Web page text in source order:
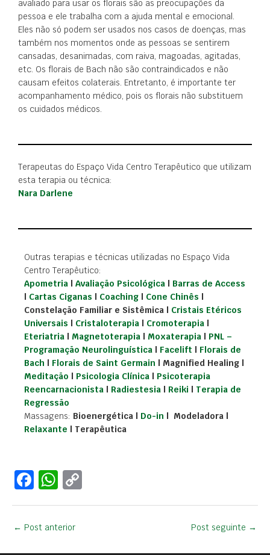
avaliado para usar os florais são as preocupações da
pessoa e ele trabalha com a ajuda mental e emocional.
Eles não só podem ser usados nos casos de doenças, mas
também nos momentos onde as pessoas se sentirem
cansadas, desanimadas, com raiva, magoadas, agitadas,
etc. Os florais de Bach não são contraindicados e não
causam efeitos colaterais. Entretanto, é importante ter
acompanhamento médico, pois os florais não substituem
os cuidados médicos.
Terapeutas do Espaço Vida Centro Terapêutico que utilizam
esta terapia ou técnica:
Nara Darlene
Outras terapias e técnicas utilizadas no Espaço Vida
Centro Terapêutico:
Apometria | Avaliação Psicológica | Barras de Access
| Cartas Ciganas | Coaching | Cone Chinês |
Constelação Familiar e Sistêmica | Cristais Etéricos
Universais | Cristaloterapia | Cromoterapia |
Eteriatria | Magnetoterapia | Moxaterapia | PNL –
Programação Neurolinguística | Facelift | Florais de
Bach | Florais de Saint Germain | Magnified Healing |
Meditação | Psicologia Clínica | Psicoterapia
Reencarnacionista | Radiestesia | Reiki | Terapia de
Regressão
Massagens: Bioenergética | Do-in | Modeladora |
Relaxante | Terapêutica
F
a
c
e
W
h
at
s
o
← Post anterior Post seguinte →